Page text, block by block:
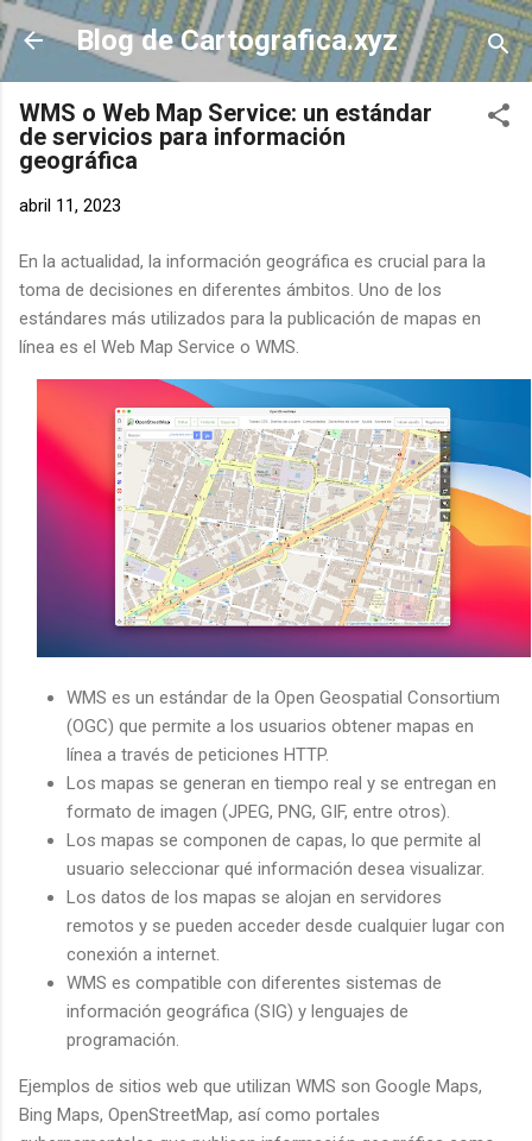
Ir al contenido principal
Blog de Cartografica.xyz
WMS o Web Map Service: un estándar
de servicios para información
geográfica
abril 11, 2023
En la actualidad, la información geográfica es crucial para la
toma de decisiones en diferentes ámbitos. Uno de los
estándares más utilizados para la publicación de mapas en
línea es el Web Map Service o WMS.
WMS es un estándar de la Open Geospatial Consortium
(OGC) que permite a los usuarios obtener mapas en
línea a través de peticiones HTTP.
Los mapas se generan en tiempo real y se entregan en
formato de imagen (JPEG, PNG, GIF, entre otros).
Los mapas se componen de capas, lo que permite al
usuario seleccionar qué información desea visualizar.
Los datos de los mapas se alojan en servidores
remotos y se pueden acceder desde cualquier lugar con
conexión a internet.
WMS es compatible con diferentes sistemas de
información geográfica (SIG) y lenguajes de
programación.
Ejemplos de sitios web que utilizan WMS son Google Maps,
Bing Maps, OpenStreetMap, así como portales